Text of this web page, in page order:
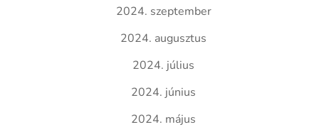
2024. szeptember
2024. augusztus
2024. július
2024. június
2024. május